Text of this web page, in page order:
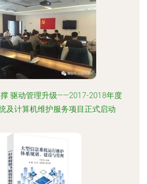
驱动管理升级——2017-2018年度
及计算机维护服务项目正式启动